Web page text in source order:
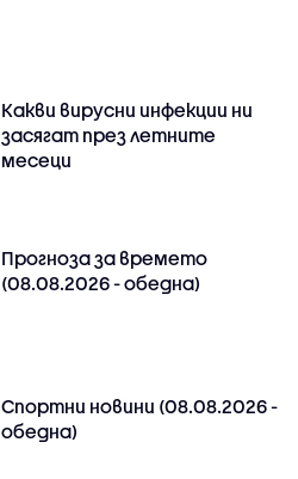
Какви вирусни инфекции ни
засягат през летните
месеци
Прогноза за времето
(08.08.2026 - обедна)
Спортни новини (08.08.2026 -
обедна)